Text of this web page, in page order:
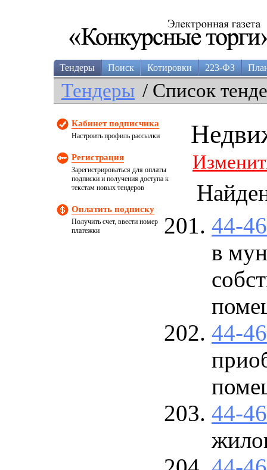
Тендеры Поиск Котировки 223-ФЗ
Тендеры / Список
Кабинет подписчика
Настроить профиль рассылки
Регистрация
Зарегистрироваться для оплаты
подписки и получения доступа к
текстам новых тендеров
Оплатить подписку
Получить счет, ввести номер
платежки
44-
в
44-
44-